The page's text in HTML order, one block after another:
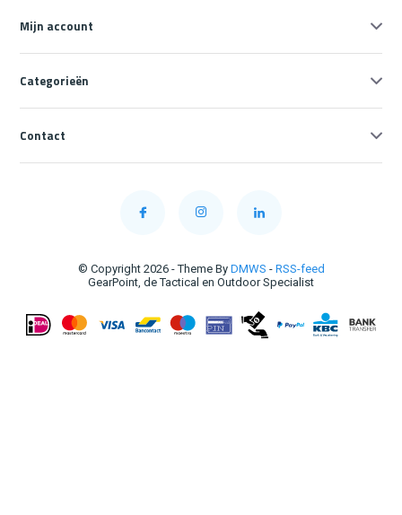
Mijn account
Categorieën
Contact
© Copyright 2026 - Theme By DMWS - RSS-feed
GearPoint, de Tactical en Outdoor Specialist